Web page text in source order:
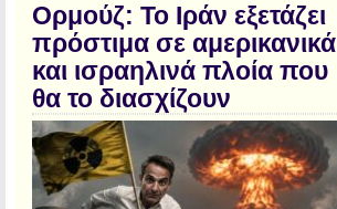
Ορμούζ: Το Ιράν εξετάζει
πρόστιμα σε αμερικανικά
και ισραηλινά πλοία που
θα το διασχίζουν